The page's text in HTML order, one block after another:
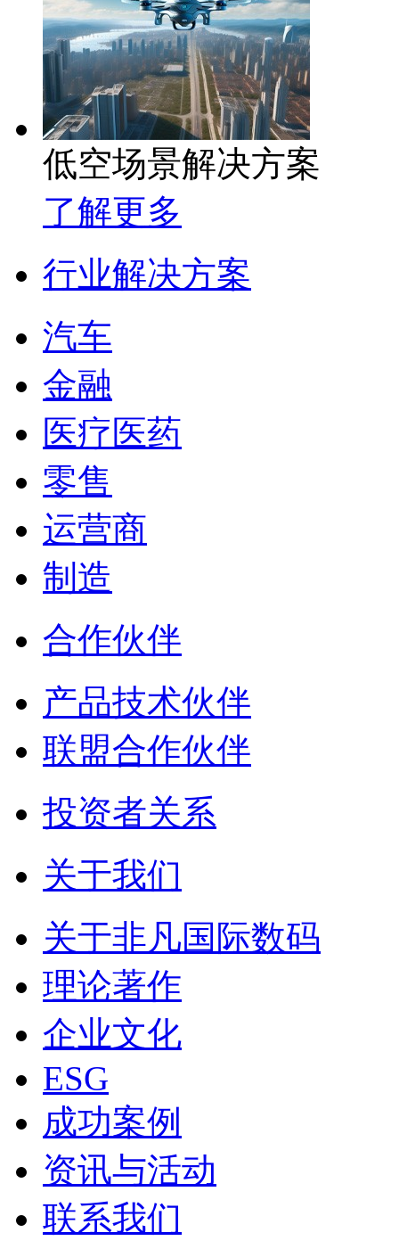
低空场景解决方案
了解更多
行业解决方案
汽车
金融
医疗医药
零售
运营商
制造
合作伙伴
产品技术伙伴
联盟合作伙伴
投资者关系
关于我们
关于非凡国际数码
理论著作
企业文化
ESG
成功案例
资讯与活动
联系我们